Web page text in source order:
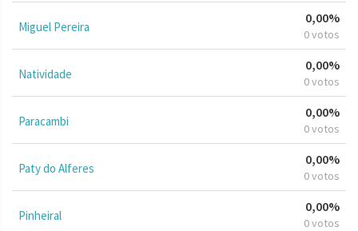
Miguel Pereira
0,00%
0 votos
Natividade
0,00%
0 votos
Paracambi
0,00%
0 votos
Paty do Alferes
0,00%
0 votos
Pinheiral
0,00%
0 votos